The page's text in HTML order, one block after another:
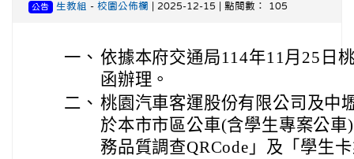
公告 生教組 - 校園公佈欄 | 2025-12-15 | 點閱數： 105
一、 依據本府交通局114年11月25日
函辦理。
二、 桃園汽車客運股份有限公司及中
於本市市區公車(含學生專案公
務品質調查QRCode」及「學生